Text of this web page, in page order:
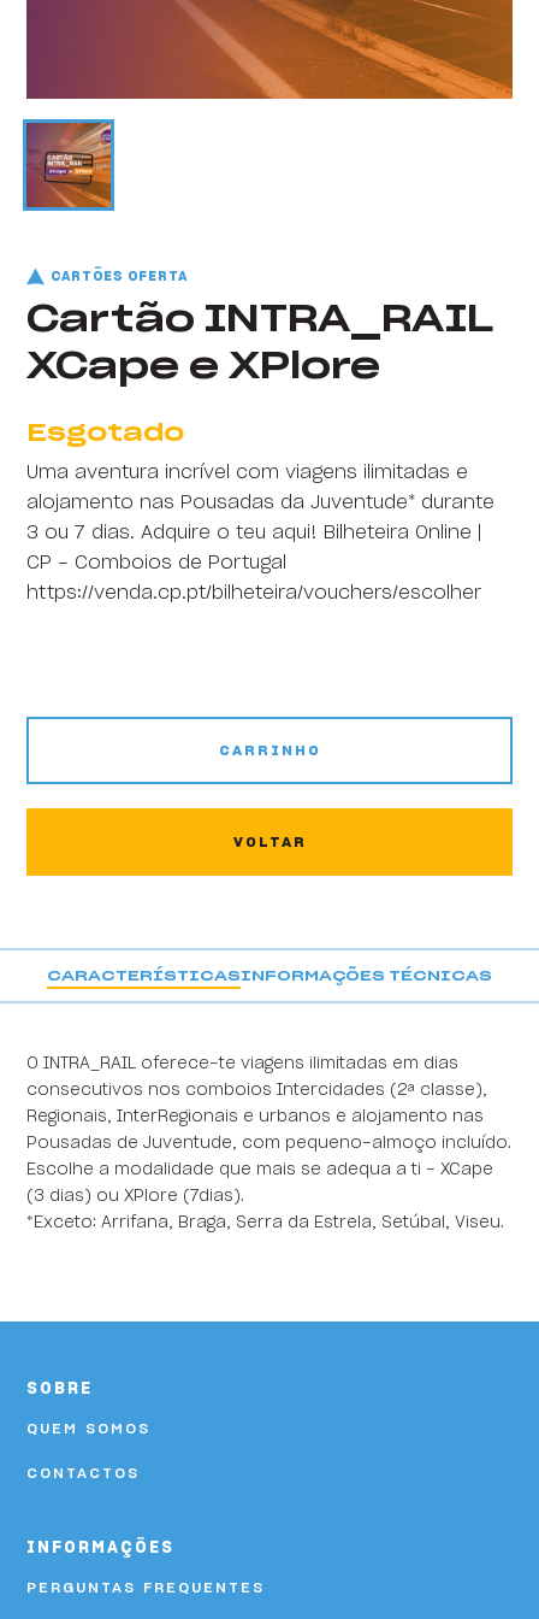
CARTÕES OFERTA
Cartão INTRA_RAIL
XCape e XPlore
Esgotado
Uma aventura incrível com viagens ilimitadas e
alojamento nas Pousadas da Juventude* durante
3 ou 7 dias. Adquire o teu aqui! Bilheteira Online |
CP - Comboios de Portugal
https://venda.cp.pt/bilheteira/vouchers/escolher
CARRINHO
VOLTAR
CARACTERÍSTICASINFORMAÇÕES TÉCNICAS
O INTRA_RAIL oferece-te viagens ilimitadas em dias
consecutivos nos comboios Intercidades (2ª classe),
Regionais, InterRegionais e urbanos e alojamento nas
Pousadas de Juventude, com pequeno-almoço incluído.
Escolhe a modalidade que mais se adequa a ti - XCape
(3 dias) ou XPlore (7dias).
*Exceto: Arrifana, Braga, Serra da Estrela, Setúbal, Viseu.
SOBRE
QUEM SOMOS
CONTACTOS
INFORMAÇÕES
PERGUNTAS FREQUENTES